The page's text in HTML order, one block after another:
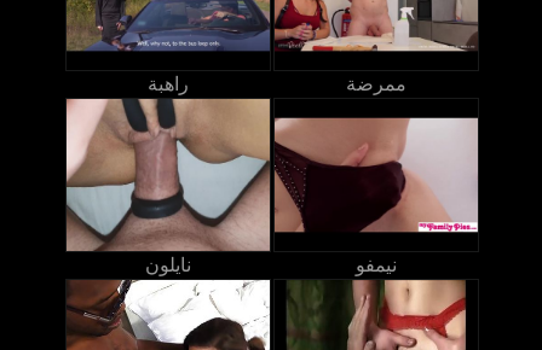
راهبة ممرضة
نايلون نيمفو